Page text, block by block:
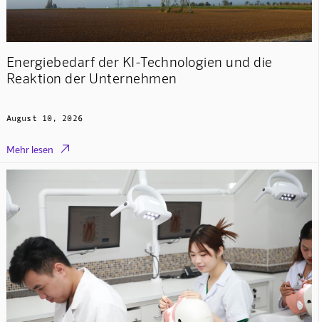
Energiebedarf der KI-Technologien und die
Reaktion der Unternehmen
August 10, 2026
Mehr lesen 